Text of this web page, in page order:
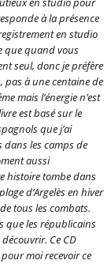
à la présence
en studio
que quand vous
seul, donc je préfère
pas à une centaine de
mais l’énergie n’est
est basé sur le
que j’ai
dans les camps de
aussi
histoire tombe dans
d’Argelès en hiver
tous les combats.
que les républicains
Ce CD
moi recevoir ce